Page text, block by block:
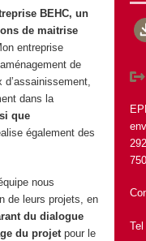
BEHC, un
de maitrise
entreprise
de
dans la
que
également des
nous
de leurs projets, en
du dialogue
du projetpour le